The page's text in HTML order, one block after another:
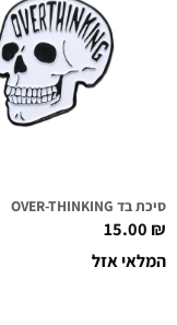
סיכת בד OVER-THINKING
15.00₪
המלאי אזל